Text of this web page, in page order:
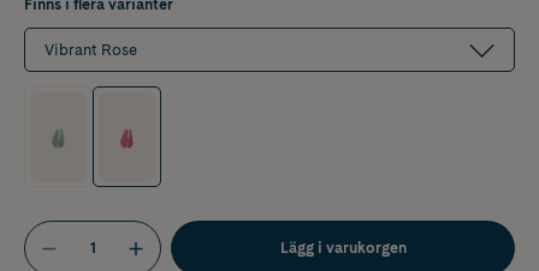
Finns i flera varianter
Vibrant Rose
Lägg i varukorgen